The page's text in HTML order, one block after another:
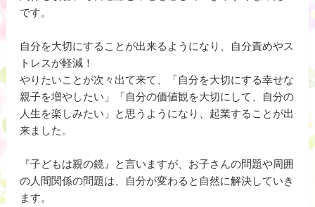
です。
自分を大切にすることが出来るようになり、自分責めやス
トレスが軽減！
やりたいことが次々出て来て、「自分を大切にする幸せな
親子を増やしたい」「自分の価値観を大切にして、自分の
人生を楽しみたい」と思うようになり、起業することが出
来ました。
『子どもは親の鏡』と言いますが、お子さんの問題や周囲
の人間関係の問題は、自分が変わると自然に解決していき
ます。